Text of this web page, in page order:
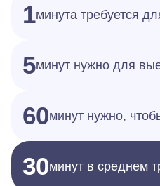
1минута требуется
5минут нужно для
60минут нужно,
30минут в среднем